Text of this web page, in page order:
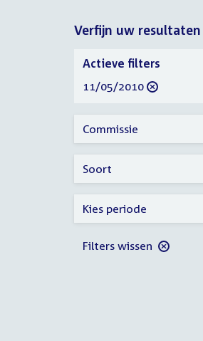
Verfijn uw resultaten
Verfijn
uw
resultaten
Actieve filters
verwijder
11/05/2010
Commissie
Soort
Kies periode
Filters wissen